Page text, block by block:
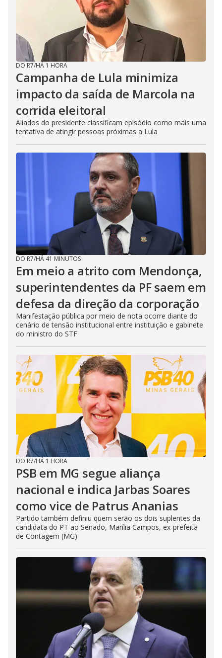
DO R7/HÁ 1 HORA
Campanha de Lula minimiza
impacto da saída de Marcola na
corrida eleitoral
Aliados do presidente classificam episódio como mais uma
tentativa de atingir pessoas próximas a Lula
DO R7/HÁ 41 MINUTOS
Em meio a atrito com Mendonça,
superintendentes da PF saem em
defesa da direção da corporação
Manifestação pública por meio de nota ocorre diante do
cenário de tensão institucional entre instituição e gabinete
do ministro do STF
DO R7/HÁ 1 HORA
PSB em MG segue aliança
nacional e indica Jarbas Soares
como vice de Patrus Ananias
Partido também definiu quem serão os dois suplentes da
candidata do PT ao Senado, Marília Campos, ex-prefeita
de Contagem (MG)